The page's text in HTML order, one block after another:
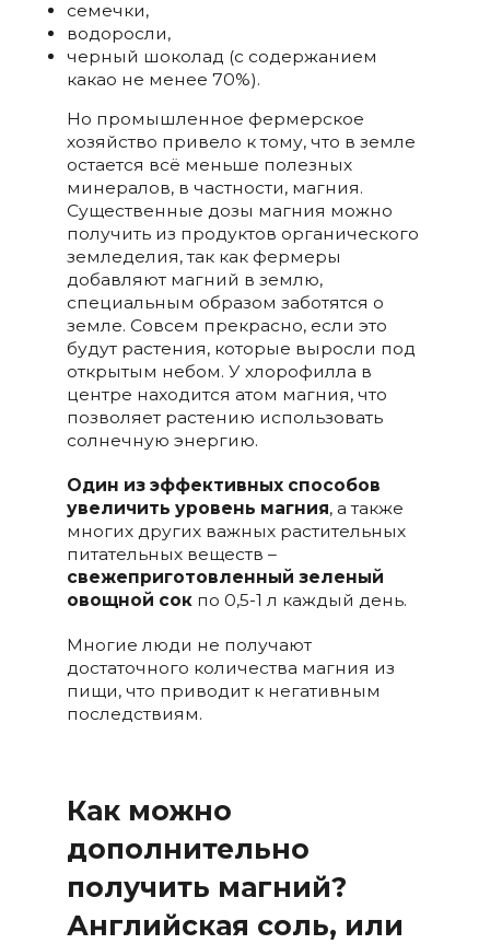
семечки,
водоросли,
черный шоколад (с содержанием
какао не менее 70%).
Но промышленное фермерское
хозяйство привело к тому, что в земле
остается всё меньше полезных
минералов, в частности, магния.
Существенные дозы магния можно
получить из продуктов органического
земледелия, так как фермеры
добавляют магний в землю,
специальным образом заботятся о
земле. Совсем прекрасно, если это
будут растения, которые выросли под
открытым небом. У хлорофилла в
центре находится атом магния, что
позволяет растению использовать
солнечную энергию.
Один из эффективных способов
увеличить уровень магния, а также
многих других важных растительных
питательных веществ –
свежеприготовленный зеленый
овощной сок по 0,5-1 л каждый день.
Многие люди не получают
достаточного количества магния из
пищи, что приводит к негативным
последствиям.
Как можно
дополнительно
получить магний?
Английская соль, или